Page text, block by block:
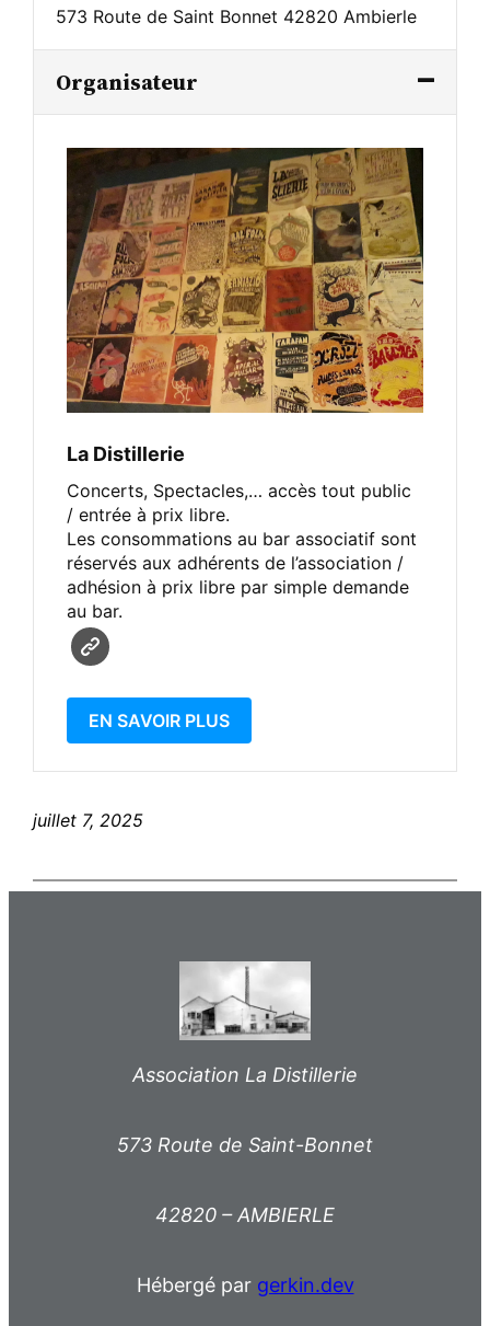
573 Route de Saint Bonnet 42820 Ambierle
Organisateur
La Distillerie
Concerts, Spectacles,… accès tout public
/ entrée à prix libre.
Les consommations au bar associatif sont
réservés aux adhérents de l’association /
adhésion à prix libre par simple demande
au bar.
EN SAVOIR PLUS
juillet 7, 2025
Association La Distillerie
573 Route de Saint-Bonnet
42820 – AMBIERLE
Hébergé par gerkin.dev